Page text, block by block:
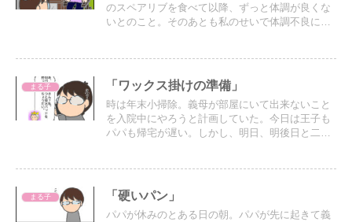
のスペアリブを食べて以降、ずっと体調が良くな
いとのこと。そのあとも私のせいで体調不良にな
まる子 「ワックス掛けの準備」
時は年末小掃除。義母が部屋にいて出来ないこと
を入院中にやろうと計画していた。今日は王子も
パパも帰宅が遅い。しかし、明日、明後日と二日
まる子 「硬いパン」
パパが休みのとある日の朝。パパが先に起きて義